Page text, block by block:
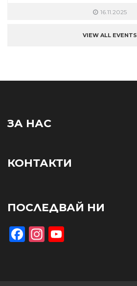
16.11.2025
VIEW ALL EVENTS
ЗА НАС
КОНТАКТИ
ПОСЛЕДВАЙ НИ
Facebook
Instagram